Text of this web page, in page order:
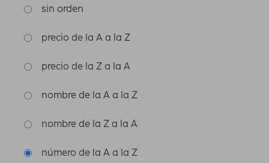
sin orden
precio de la A a la Z
precio de la Z a la A
nombre de la A a la Z
nombre de la Z a la A
número de la A a la Z